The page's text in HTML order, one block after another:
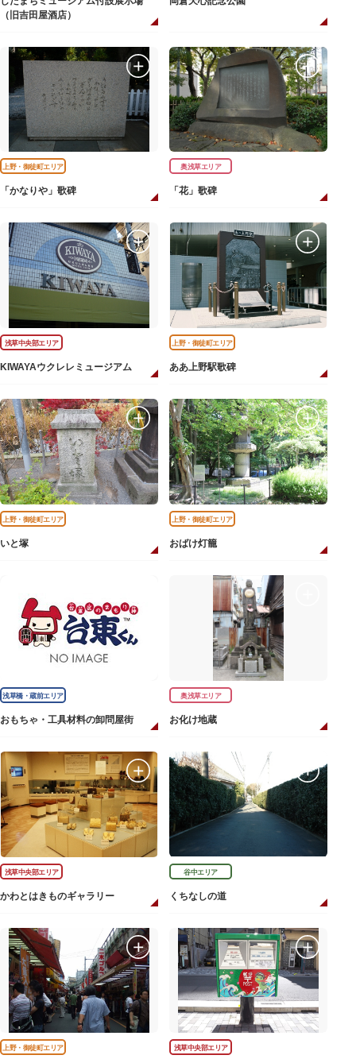
（旧吉田屋酒店）
上野・御徒町エリア
「かなりや」歌碑
奥浅草エリア
「花」歌碑
浅草中央部エリア
KIWAYAウクレレミュージアム
上野・御徒町エリア
ああ上野駅歌碑
上野・御徒町エリア
いと塚
上野・御徒町エリア
おばけ灯籠
浅草橋・蔵前エリア
おもちゃ・工具材料の卸問屋街
奥浅草エリア
お化け地蔵
浅草中央部エリア
かわとはきものギャラリー
谷中エリア
くちなしの道
上野・御徒町エリア 浅草中央部エリア